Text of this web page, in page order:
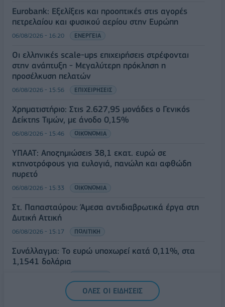
Eurobank: Εξελίξεις και προοπτικές στις αγορές
πετρελαίου και φυσικού αερίου στην Ευρώπη
06/08/2026 - 16:20 ΕΝΕΡΓΕΙΑ
Οι ελληνικές scale-ups επιχειρήσεις στρέφονται
στην ανάπτυξη - Μεγαλύτερη πρόκληση η
προσέλκυση πελατών
06/08/2026 - 15:56 ΕΠΙΧΕΙΡΗΣΕΙΣ
Χρηματιστήριο: Στις 2.627,95 μονάδες ο Γενικός
Δείκτης Τιμών, με άνοδο 0,15%
06/08/2026 - 15:46 ΟΙΚΟΝΟΜΙΑ
ΥΠΑΑΤ: Αποζημιώσεις 38,1 εκατ. ευρώ σε
κτηνοτρόφους για ευλογιά, πανώλη και αφθώδη
πυρετό
06/08/2026 - 15:33 ΟΙΚΟΝΟΜΙΑ
Στ. Παπασταύρου: Άμεσα αντιδιαβρωτικά έργα στη
Δυτική Αττική
06/08/2026 - 15:17 ΠΟΛΙΤΙΚΗ
Συνάλλαγμα: Το ευρώ υποχωρεί κατά 0,11%, στα
1,1541 δολάρια
ΟΛΕΣ ΟΙ ΕΙΔΗΣΕΙΣ